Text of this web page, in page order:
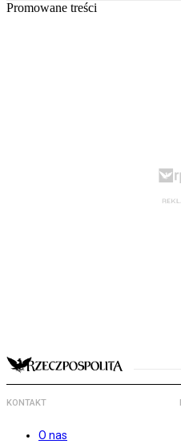
Promowane treści
KONTAKT
O nas